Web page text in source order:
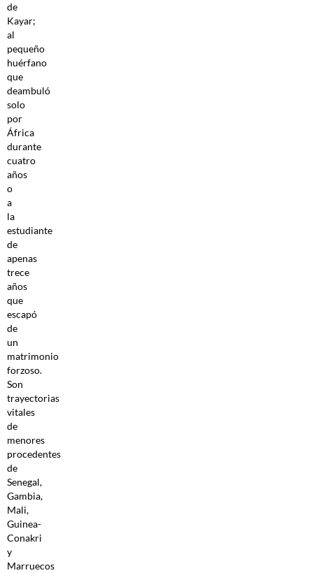
de
Kayar;
al
pequeño
huérfano
que
deambuló
solo
por
África
durante
cuatro
años
o
a
la
estudiante
de
apenas
trece
años
que
escapó
de
un
matrimonio
forzoso.
Son
trayectorias
vitales
de
menores
procedentes
de
Senegal,
Gambia,
Mali,
Guinea-
Conakri
y
Marruecos